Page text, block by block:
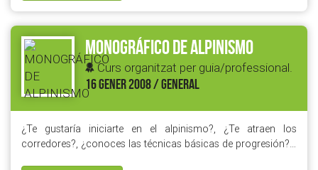
MONOGRÁFICO DE ALPINISMO
Curs organitzat per guia/professional.
16 GENER 2008 / GENERAL
¿Te gustaría iniciarte en el alpinismo?, ¿Te atraen los
corredores?, ¿conoces las técnicas básicas de progresión?…